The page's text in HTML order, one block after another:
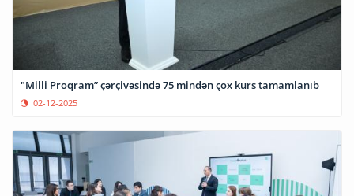
"Milli Proqram” çərçivəsində 75 mindən çox kurs tamamlanıb
02-12-2025